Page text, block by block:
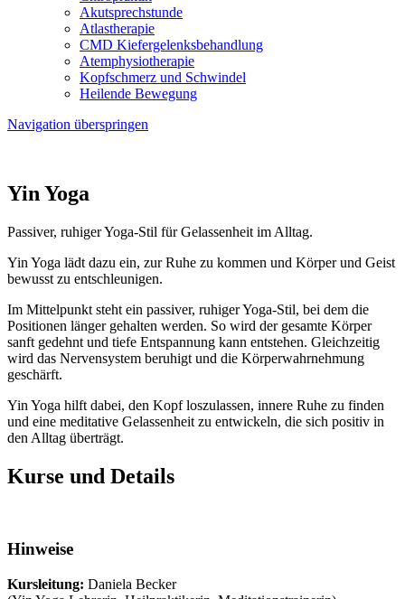
Akutsprechstunde
Atlastherapie
CMD Kiefer­gelenks­behandlung
Atem­physio­therapie
Kopfschmerz und Schwindel
Heilende Bewegung
Navigation überspringen
Yin Yoga
Passiver, ruhiger Yoga-Stil für Gelassenheit im Alltag.
Yin Yoga lädt dazu ein, zur Ruhe zu kommen und Körper und Geist
bewusst zu entschleunigen.
Im Mittelpunkt steht ein passiver, ruhiger Yoga-Stil, bei dem die
Positionen länger gehalten werden. So wird der gesamte Körper
sanft gedehnt und tiefe Entspannung kann entstehen. Gleichzeitig
wird das Nervensystem beruhigt und die Körperwahrnehmung
geschärft.
Yin Yoga hilft dabei, den Kopf loszulassen, innere Ruhe zu finden
und eine meditative Gelassenheit zu entwickeln, die sich positiv in
den Alltag überträgt.
Kurse und Details
Hinweise
Kursleitung: Daniela Becker